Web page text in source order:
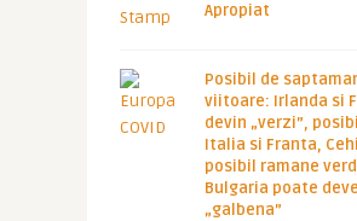
Apropiat
Posibil de
viitoare: Irlanda si
devin „verzi”,
Italia si Franta,
posibil ramane
Bulgaria poate
„galbena”